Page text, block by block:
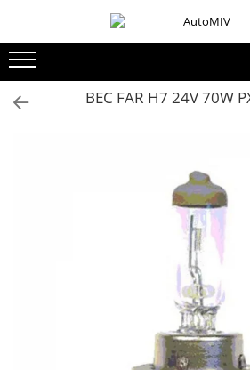
Oferta Saptamanii
Alte Butoane/Comutatoare
BEC FAR H7 24V 70W